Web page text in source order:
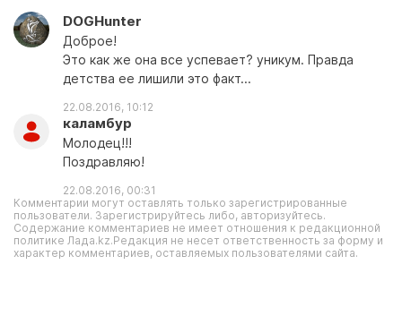
DOGHunter
Доброе!
Это как же она все успевает? уникум. Правда
детства ее лишили это факт...
22.08.2016, 10:12
каламбур
Молодец!!!
Поздравляю!
22.08.2016, 00:31
Комментарии могут оставлять только зарегистрированные
пользователи. Зарегистрируйтесь либо, авторизуйтесь.
Содержание комментариев не имеет отношения к редакционной
политике Лада.kz.Редакция не несет ответственность за форму и
характер комментариев, оставляемых пользователями сайта.